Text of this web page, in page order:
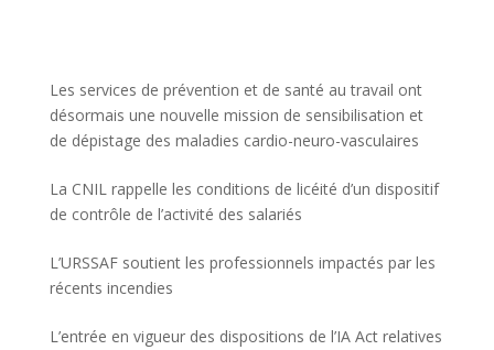
Les services de prévention et de santé au travail ont
désormais une nouvelle mission de sensibilisation et
de dépistage des maladies cardio-neuro-vasculaires
La CNIL rappelle les conditions de licéité d’un dispositif
de contrôle de l’activité des salariés
L’URSSAF soutient les professionnels impactés par les
récents incendies
L’entrée en vigueur des dispositions de l’IA Act relatives